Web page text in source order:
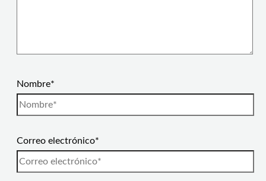
Nombre*
Correo electrónico*